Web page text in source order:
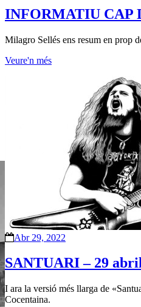
INFORMATIU CAP
Milagro Sellés ens resum en prop
Veure'n més
Abr 29, 2022
SANTUARI – 29
I ara la versió més llarga de
Cocentaina.